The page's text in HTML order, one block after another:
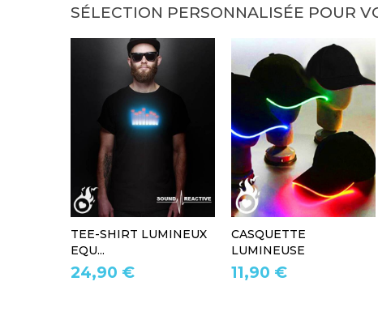
SÉLECTION PERSONNALISÉE POUR
TEE-SHIRT LUMINEUX
EQU...
24,90 €
CASQUETTE
LUMINEUSE
11,90 €